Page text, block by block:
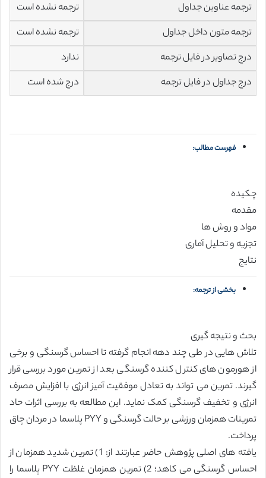
ترجمه عناوین جداول
ترجمه نشده است
ترجمه متون داخل جداول
ترجمه نشده است
درج تصاویر در فایل ترجمه
ندارد
درج جداول در فایل ترجمه
درج شده است
فهرست مطالب:
چکیده
مقدمه
مواد و روش ها
تجزیه و تحلیل آماری
نتایج
بخشی از ترجمه:
بحث و نتیجه گیری
تلاش هایی در طی چند دهه انجام گرفته تا احساس گرسنگی و برخی
از هورمون های کنترل کننده گرسنگی بعد از تمرین مورد بررسی قرار
گیرند. تمرین می تواند به تعادل موفقیت آمیز انرژی با افزایش مصرف
انرژی و تخفیف گرسنگی کمک نماید. این مطالعه به بررسی اثرات حاد
تمرینات همزمان ورزشی بر حالت گرسنگی و PYY پلاسما در مردان چاق
پرداخت.
یافته های اصلی پژوهش حاضر عبارتند از: 1) تمرین شدید همزمان از
احساس گرسنگی می کاهد؛ 2) تمرین همزمان غلظت PYY پلاسما را